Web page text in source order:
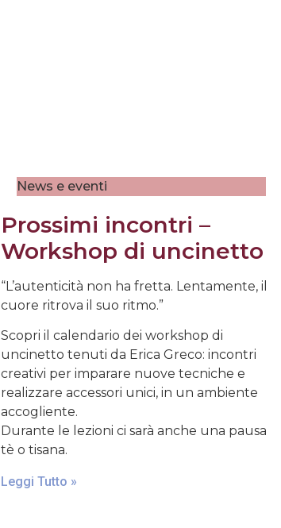
News e eventi
Prossimi incontri –
Workshop di uncinetto
“L’autenticità non ha fretta. Lentamente, il
cuore ritrova il suo ritmo.”
Scopri il calendario dei workshop di
uncinetto tenuti da Erica Greco: incontri
creativi per imparare nuove tecniche e
realizzare accessori unici, in un ambiente
accogliente.
Durante le lezioni ci sarà anche una pausa
tè o tisana.
Leggi Tutto »